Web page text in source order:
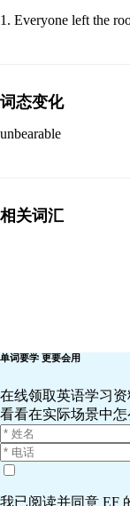
Everyone left the
词态变化
unbearable
相关词汇
单词要学 更要会用
在线领取英语学习资
看看在实际场景中怎
我已阅读并同意 EF